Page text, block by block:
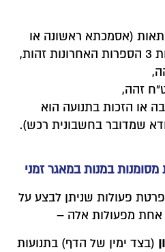
(אסמכתא ראשונה או
זהה,
או הזכות בתנועה הוא
שמדובר בחשבונית רכש).
במנות במאגר זמני
פעולות שניתן לבצע על
אחת מפעולות אלה –
(בצד ימין של הדף) בתנועות